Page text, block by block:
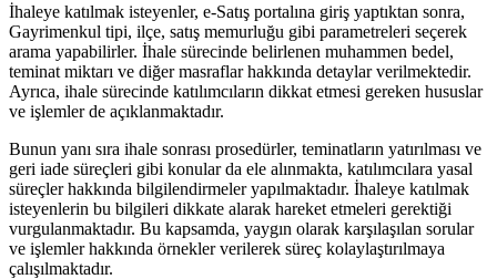
İhaleye katılmak ​isteyenler, e-Satış portalına giriş yaptıktan⁤ sonra,
Gayrimenkul tipi,​ ilçe, satış memurluğu gibi parametreleri seçerek
arama yapabilirler. İhale sürecinde ⁢belirlenen muhammen bedel,
teminat miktarı ve ⁢diğer masraflar hakkında detaylar⁢ verilmektedir.
Ayrıca, ihale sürecinde katılımcıların dikkat​ etmesi gereken ‌hususlar
ve işlemler ⁢de açıklanmaktadır.
Bunun yanı sıra ihale sonrası prosedürler, teminatların yatırılması ve
geri iade süreçleri gibi konular da ele alınmakta, katılımcılara yasal
süreçler hakkında bilgilendirmeler yapılmaktadır. ​İhaleye​ katılmak⁣
isteyenlerin bu bilgileri dikkate alarak hareket etmeleri⁢ gerektiği
‌vurgulanmaktadır. Bu kapsamda, ⁤yaygın olarak karşılaşılan sorular
ve işlemler hakkında örnekler verilerek süreç kolaylaştırılmaya‍
çalışılmaktadır.